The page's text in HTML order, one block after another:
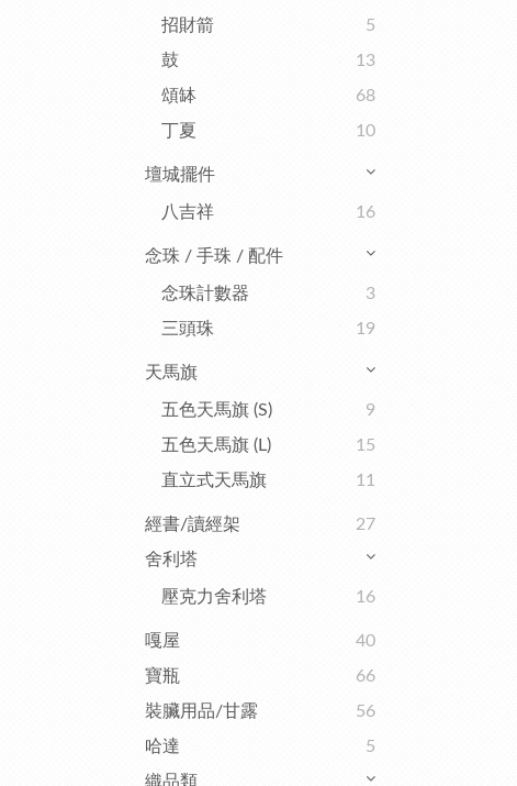
招財箭
5
鼓
13
頌缽
68
丁夏
10
壇城擺件
八吉祥 16
念珠 / 手珠 / 配件
念珠計數器
3
三頭珠
19
天馬旗
五色天馬旗 (S)
9
五色天馬旗 (L)
15
直立式天馬旗
11
經書/讀經架
27
舍利塔
壓克力舍利塔 16
嘎屋
40
寶瓶
66
裝臟用品/甘露
56
哈達
5
織品類